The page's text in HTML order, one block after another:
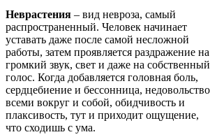
Неврастения – вид невроза, самый
распространенный. Человек начинает
уставать даже после самой несложной
работы, затем проявляется раздражение на
громкий звук, свет и даже на собственный
голос. Когда добавляется головная боль,
сердцебиение и бессонница, недовольство
всеми вокруг и собой, обидчивость и
плаксивость, тут и приходит ощущение,
что сходишь с ума.